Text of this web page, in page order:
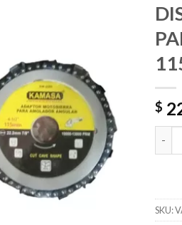
lista de
deseos
$
SKU: